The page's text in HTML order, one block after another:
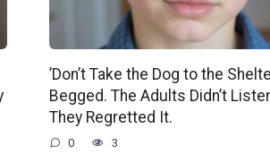
’Don’t Take the Dog to the
Begged. The Adults Didn’t
They Regretted It.
0 3